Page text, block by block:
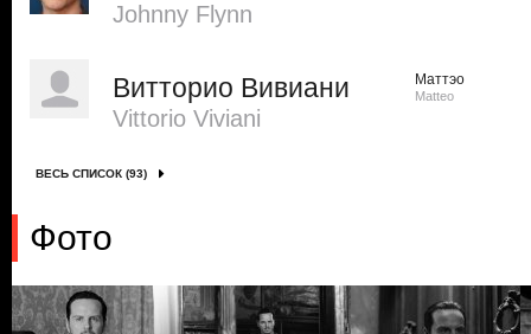
Johnny Flynn
Витторио Вивиани
Vittorio Viviani
Маттэо
Matteo
ВЕСЬ СПИСОК (93)
Фото